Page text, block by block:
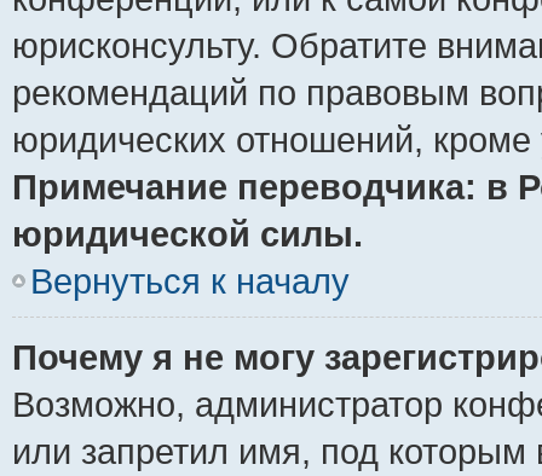
юрисконсульту. Обратите
рекомендаций по правовым
юридических отношений,
Примечание переводчика: в
юридической силы.
Вернуться к началу
Почему я не могу
Возможно, администратор
или запретил имя, под которым